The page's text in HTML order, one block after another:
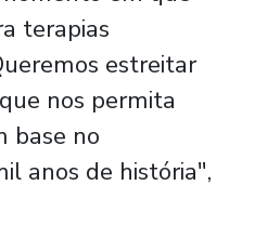
terapias
estreitar
nos permita
base no
anos de história",